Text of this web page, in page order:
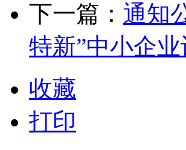
下一篇： 通知
特新”中小企
收藏
打印